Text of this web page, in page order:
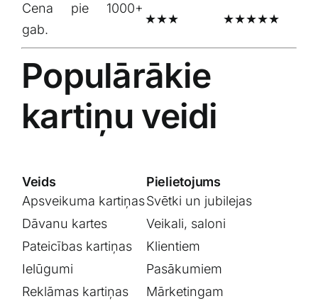
Cena pie 1000+
gab.
★★★ ★★★★★
Populārākie
kartiņu veidi
Veids
Pielietojums
Apsveikuma kartiņasSvētki un jubilejas
Dāvanu kartes
Veikali, saloni
Pateicības kartiņas
Klientiem
Ielūgumi
Pasākumiem
Reklāmas kartiņas
Mārketingam